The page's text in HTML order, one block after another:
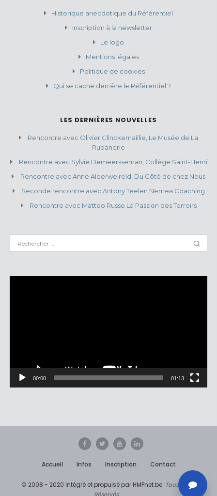
Historique anecdotique du Référentiel
Inscription à la newsletter
Le logo
Mentions légales
Politique de cookies
Qui se cache derrière le Référentiel ?
LES DERNIÈRES NOUVELLES
Rencontre avec Olivier Clinckemaillie, Le Musée de La
Rubanerie
Rencontre avec Sylvie Demeersseman, Collège Saint-Henri
Rencontre avec Anne Alderweireld, Du Côté de chez Nous
Seconde rencontre avec Antony Teelen Nemea Coaching
Rencontre avec Matteo Russo La Passion des Terroirs
00:00 01:13
Accueil Infos Inscription Contact
© 2008 - 2020 Intégré et propulsé par HMPnet.be. Tous Droits
Réservés...